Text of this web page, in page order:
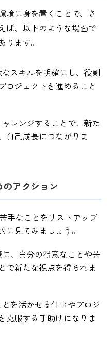
境に身を置くことで、さ
ば、以下のような場面で
ます。
スキルを明確にし、役割
ロジェクトを進めること
レンジすることで、新た
自己成長につながりま
アクション
手なことをリストアップ
に見てみましょう。
、自分の得意なことや苦
で新たな視点を得られま
を活かせる仕事やプロジ
克服する手助けになりま